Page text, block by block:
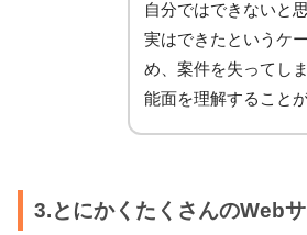
自分ではできないと
実はできたというケ
め、案件を失ってし
能面を理解すること
3.とにかくたくさんのWeb